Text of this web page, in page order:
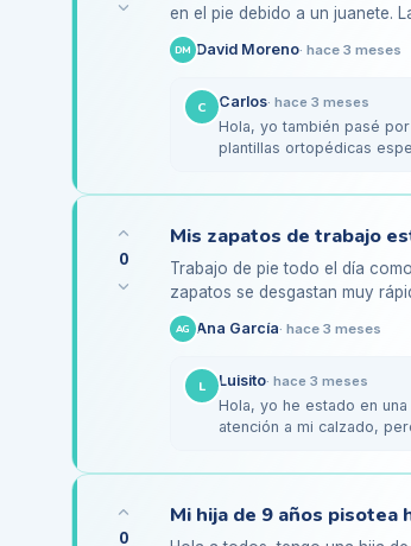
en el pie debido a un juanete.
estoy comenzando…
DM David Moreno· hace 3 meses
C Carlos· hace 3 meses
Hola, yo también pasé
plantillas ortopédicas
0
Trabajo de pie todo el día
zapatos se desgastan muy
que podría ser por mi…
AG Ana García· hace 3 meses
L Luisito· hace 3 meses
Hola, yo he estado en
atención a mi calzado,
0